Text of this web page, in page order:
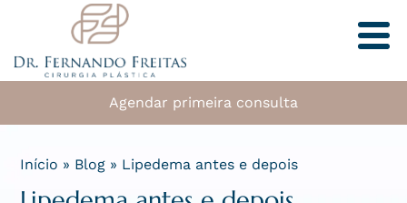
Agendar primeira consulta
Início » Blog » Lipedema antes e depois